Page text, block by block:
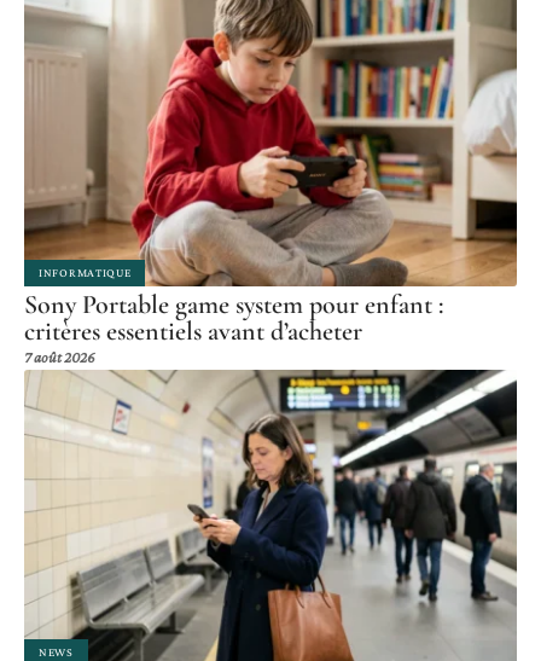
INFORMATIQUE
Sony Portable game system pour enfant :
critères essentiels avant d’acheter
7 août 2026
NEWS